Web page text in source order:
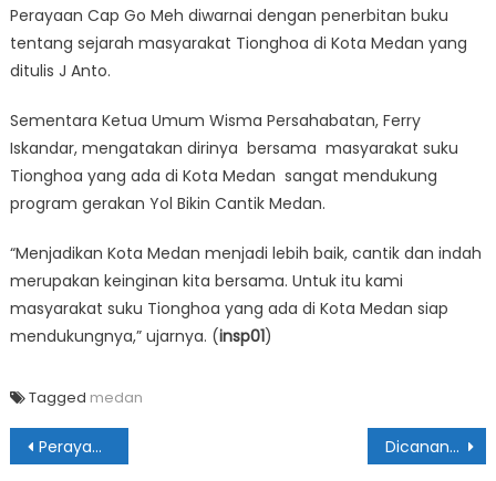
Perayaan Cap Go Meh diwarnai dengan penerbitan buku
tentang sejarah masyarakat Tionghoa di Kota Medan yang
ditulis J Anto.
Sementara Ketua Umum Wisma Persahabatan, Ferry
Iskandar, mengatakan dirinya bersama masyarakat suku
Tionghoa yang ada di Kota Medan sangat mendukung
program gerakan Yol Bikin Cantik Medan.
“Menjadikan Kota Medan menjadi lebih baik, cantik dan indah
merupakan keinginan kita bersama. Untuk itu kami
masyarakat suku Tionghoa yang ada di Kota Medan siap
mendukungnya,” ujarnya. (insp01)
Tagged medan
Navigasi
Perayaan Thaipusam Jadi Bukti Kota Medan Aman & Nyaman Sebagai Rumah Kita Bersama Dicanangkan, Lapangan Merdeka Kawasan Bebas Sampah & Rokok